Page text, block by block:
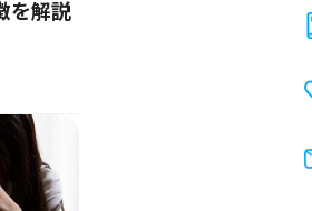
を解説